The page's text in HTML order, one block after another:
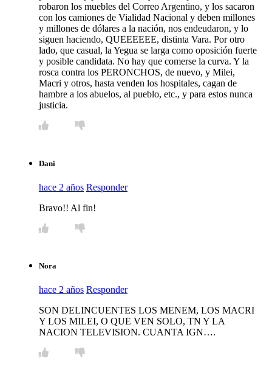
robaron los muebles del Correo Argentino, y los sacaron
con los camiones de Vialidad Nacional y deben millones
y millones de dólares a la nación, nos endeudaron, y lo
siguen haciendo, QUEEEEEE, distinta Vara. Por otro
lado, que casual, la Yegua se larga como oposición fuerte
y posible candidata. No hay que comerse la curva. Y la
rosca contra los PERONCHOS, de nuevo, y Milei,
Macri y otros, hasta venden los hospitales, cagan de
hambre a los abuelos, al pueblo, etc., y para estos nunca
justicia.
Dani
hace 2 años Responder
Bravo!! Al fin!
Nora
hace 2 años Responder
SON DELINCUENTES LOS MENEM, LOS MACRI
Y LOS MILEI, O QUE VEN SOLO, TN Y LA
NACION TELEVISION. CUANTA IGN….